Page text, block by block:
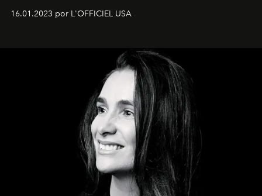
16.01.2023 por L'OFFICIEL USA